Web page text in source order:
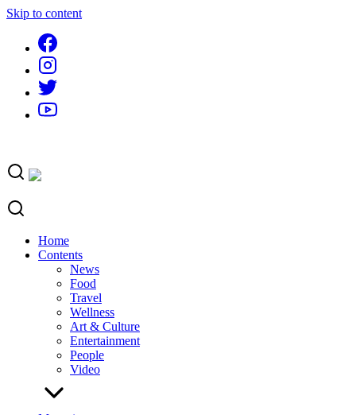
Skip to content
Home
Contents
News
Food
Travel
Wellness
Art & Culture
Entertainment
People
Video